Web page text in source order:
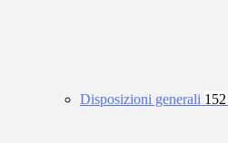
Disposizioni generali 152